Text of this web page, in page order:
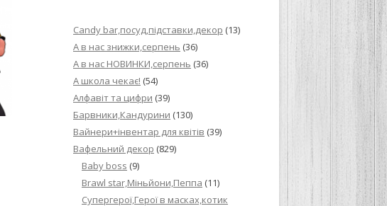
ТОРТУ,РЕЦЕПТ ПРИГОТУВАННЯ
РЕЦЕПТ МАСТИКИ ДЛЯ
ПОКРИТТЯ ТОРТІВ НА ОСНОВІ
РЕЦЕПТ ЛИМОННОГО ПИРОГА З
МИГДАЛЬНЕ ПЕЧИВКО
Candy bar,посуд,підставки,декор (13)
А в нас знижки,серпень (36)
А в нас НОВИНКИ,серпень (36)
А школа чекає! (54)
Алфавіт та цифри (39)
Барвники,Кандурини (130)
Вайнери+інвентар для квітів (39)
Вафельний декор (829)
Baby boss (9)
Brawl star,Міньйони,Пеппа (11)
Cупергерої,Герої в масках,котик